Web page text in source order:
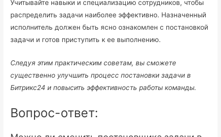
Учитывайте навыки и специализацию сотрудников, чтобы
распределить задачи наиболее эффективно. Назначенный
исполнитель должен быть ясно ознакомлен с постановкой
задачи и готов приступить к ее выполнению.
Следуя этим практическим советам, вы сможете
существенно улучшить процесс постановки задачи в
Битрикс24 и повысить эффективность работы команды.
Вопрос-ответ: